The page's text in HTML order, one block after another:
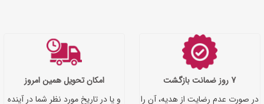
7 روز ضمانت بازگشت
در صورت عدم رضایت از هدیه، آن را
امکان تحویل همین امروز
و یا در تاریخ مورد نظر شما در آینده